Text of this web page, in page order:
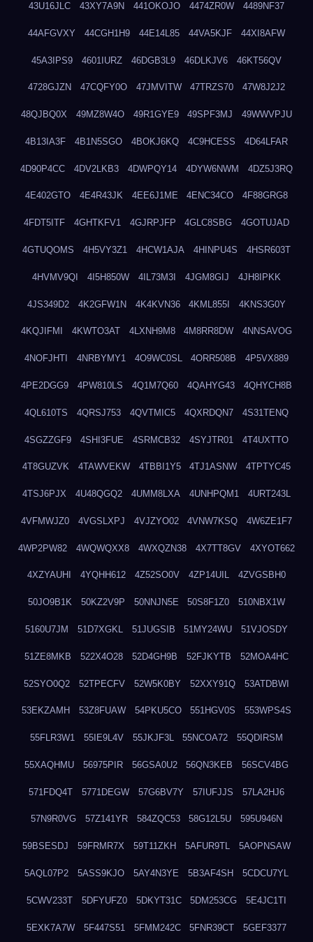
43U16JLC 43XY7A9N 441OKOJO 4474ZR0W 4489NF37
44AFGVXY 44CGH1H9 44E14L85 44VA5KJF 44XI8AFW
45A3IPS9 4601IURZ 46DGB3L9 46DLKJV6 46KT56QV
4728GJZN 47CQFY0O 47JMVITW 47TRZS70 47W8J2J2
48QJBQ0X 49MZ8W4O 49R1GYE9 49SPF3MJ 49WWVPJU
4B13IA3F 4B1N5SGO 4BOKJ6KQ 4C9HCESS 4D64LFAR
4D90P4CC 4DV2LKB3 4DWPQY14 4DYW6NWM 4DZ5J3RQ
4E402GTO 4E4R43JK 4EE6J1ME 4ENC34CO 4F88GRG8
4FDT5ITF 4GHTKFV1 4GJRPJFP 4GLC8SBG 4GOTUJAD
4GTUQOMS 4H5VY3Z1 4HCW1AJA 4HINPU4S 4HSR603T
4HVMV9QI 4I5H850W 4IL73M3I 4JGM8GIJ 4JH8IPKK
4JS349D2 4K2GFW1N 4K4KVN36 4KML855I 4KNS3G0Y
4KQJIFMI 4KWTO3AT 4LXNH9M8 4M8RR8DW 4NNSAVOG
4NOFJHTI 4NRBYMY1 4O9WC0SL 4ORR508B 4P5VX889
4PE2DGG9 4PW810LS 4Q1M7Q60 4QAHYG43 4QHYCH8B
4QL610TS 4QRSJ753 4QVTMIC5 4QXRDQN7 4S31TENQ
4SGZZGF9 4SHI3FUE 4SRMCB32 4SYJTR01 4T4UXTTO
4T8GUZVK 4TAWVEKW 4TBBI1Y5 4TJ1ASNW 4TPTYC45
4TSJ6PJX 4U48QGQ2 4UMM8LXA 4UNHPQM1 4URT243L
4VFMWJZ0 4VGSLXPJ 4VJZYO02 4VNW7KSQ 4W6ZE1F7
4WP2PW82 4WQWQXX8 4WXQZN38 4X7TT8GV 4XYOT662
4XZYAUHI 4YQHH612 4Z52SO0V 4ZP14UIL 4ZVGSBH0
50JO9B1K 50KZ2V9P 50NNJN5E 50S8F1Z0 510NBX1W
5160U7JM 51D7XGKL 51JUGSIB 51MY24WU 51VJOSDY
51ZE8MKB 522X4O28 52D4GH9B 52FJKYTB 52MOA4HC
52SYO0Q2 52TPECFV 52W5K0BY 52XXY91Q 53ATDBWI
53EKZAMH 53Z8FUAW 54PKU5CO 551HGV0S 553WPS4S
55FLR3W1 55IE9L4V 55JKJF3L 55NCOA72 55QDIRSM
55XAQHMU 56975PIR 56GSA0U2 56QN3KEB 56SCV4BG
571FDQ4T 5771DEGW 57G6BV7Y 57IUFJJS 57LA2HJ6
57N9R0VG 57Z141YR 584ZQC53 58G12L5U 595U946N
59BSESDJ 59FRMR7X 59T11ZKH 5AFUR9TL 5AOPNSAW
5AQL07P2 5ASS9KJO 5AY4N3YE 5B3AF4SH 5CDCU7YL
5CWV233T 5DFYUFZ0 5DKYT31C 5DM253CG 5E4JC1TI
5EXK7A7W 5F447S51 5FMM242C 5FNR39CT 5GEF3377